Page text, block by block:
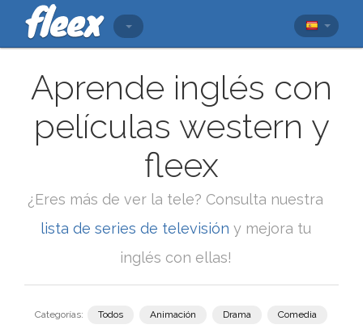
Aprende inglés con
películas western y
fleex
¿Eres más de ver la tele? Consulta nuestra
lista de series de televisión y mejora tu
inglés con ellas!
Categorías: Todos Animación Drama Comedia